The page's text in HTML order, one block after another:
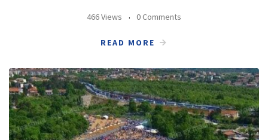
466 Views 0 Comments
READ MORE